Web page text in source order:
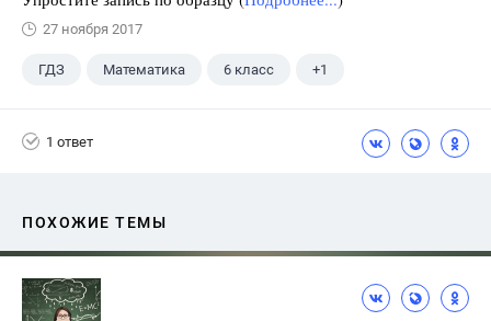
27 ноября 2017
ГДЗ Математика 6 класс +1
1 ответ
ПОХОЖИЕ ТЕМЫ